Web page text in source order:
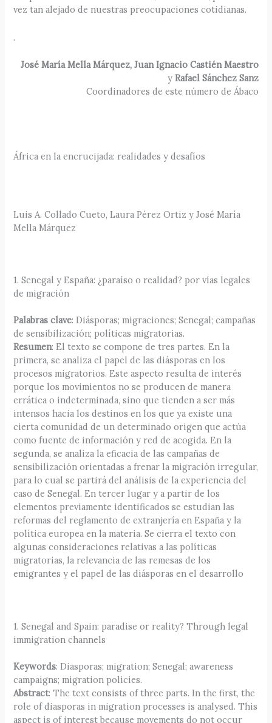
vez tan alejado de nuestras preocupaciones cotidianas.
.
José María Mella Márquez, Juan Ignacio Castién Maestro
y Rafael Sánchez Sanz
Coordinadores de este número de Ábaco
África en la encrucijada: realidades y desafíos
Luis A. Collado Cueto, Laura Pérez Ortiz y José María
Mella Márquez
1. Senegal y España: ¿paraíso o realidad? por vías legales
de migración
Palabras clave: Diásporas; migraciones; Senegal; campañas
de sensibilización; políticas migratorias.
Resumen: El texto se compone de tres partes. En la
primera, se analiza el papel de las diásporas en los
procesos migratorios. Este aspecto resulta de interés
porque los movimientos no se producen de manera
errática o indeterminada, sino que tienden a ser más
intensos hacia los destinos en los que ya existe una
cierta comunidad de un determinado origen que actúa
como fuente de información y red de acogida. En la
segunda, se analiza la eficacia de las campañas de
sensibilización orientadas a frenar la migración irregular,
para lo cual se partirá del análisis de la experiencia del
caso de Senegal. En tercer lugar y a partir de los
elementos previamente identificados se estudian las
reformas del reglamento de extranjería en España y la
política europea en la materia. Se cierra el texto con
algunas consideraciones relativas a las políticas
migratorias, la relevancia de las remesas de los
emigrantes y el papel de las diásporas en el desarrollo
1. Senegal and Spain: paradise or reality? Through legal
immigration channels
Keywords: Diasporas; migration; Senegal; awareness
campaigns; migration policies.
Abstract: The text consists of three parts. In the first, the
role of diasporas in migration processes is analysed. This
aspect is of interest because movements do not occur